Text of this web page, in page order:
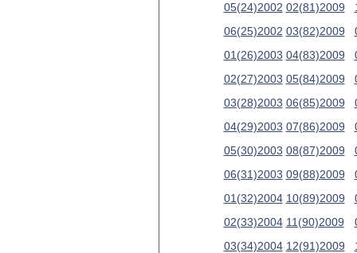
05(24)2002
06(25)2002
01(26)2003
02(27)2003
03(28)2003
04(29)2003
05(30)2003
06(31)2003
01(32)2004
02(33)2004
03(34)2004
02(81)2009
03(82)2009
04(83)2009
05(84)2009
06(85)2009
07(86)2009
08(87)2009
09(88)2009
10(89)2009
11(90)2009
12(91)2009